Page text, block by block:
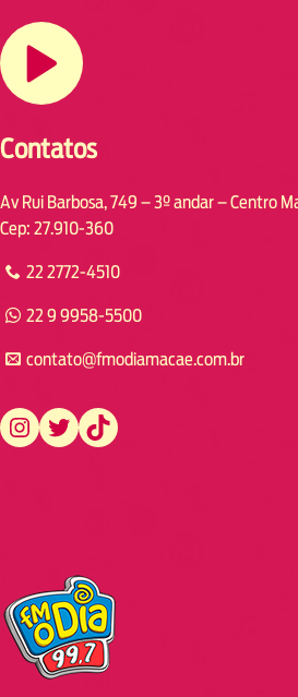
Contatos
Av Rui Barbosa, 749 – 3º andar – Centro
Cep: 27.910-360
22 2772-4510
22 9 9958-5500
contato@fmodiamacae.com.br
https://www.instagram.com/fmodia.macae/ https://twitter.com/fmodia.macae/ https://www.tiktok.com/@fmodia.macae